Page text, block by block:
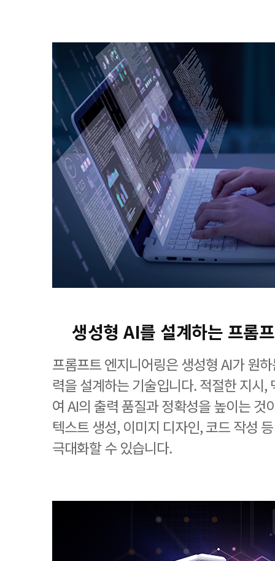
생성형 AI를 설계하는 프롬
프롬프트 엔지니어링은 생성형 AI가 원
력을 설계하는 기술입니다. 적절한 지시,
여 AI의 출력 품질과 정확성을 높이는 것
텍스트 생성, 이미지 디자인, 코드 작성
극대화할 수 있습니다.